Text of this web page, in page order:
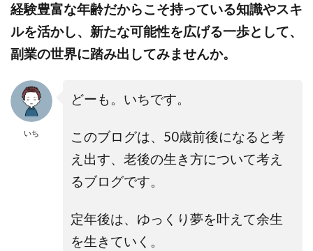
経験豊富な年齢だからこそ持っている知識やスキ
ルを活かし、新たな可能性を広げる一歩として、
副業の世界に踏み出してみませんか。
いち
どーも。いちです。
このブログは、50歳前後になると考
え出す、老後の生き方について考え
るブログです。
定年後は、ゆっくり夢を叶えて余生
を生きていく。